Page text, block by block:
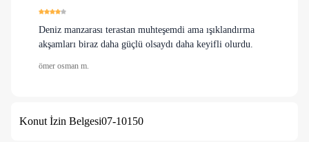
Deniz manzarası terastan muhteşemdi ama ışıklandırma
akşamları biraz daha güçlü olsaydı daha keyifli olurdu.
ömer osman m.
Konut İzin Belgesi07-10150